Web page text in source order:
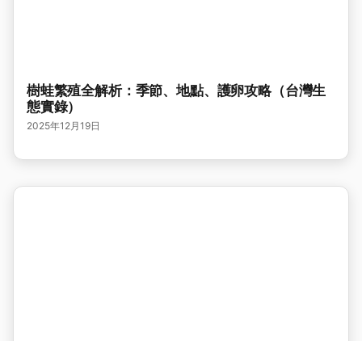
樹蛙繁殖全解析：季節、地點、護卵攻略（台灣生
態實錄）
2025年12月19日